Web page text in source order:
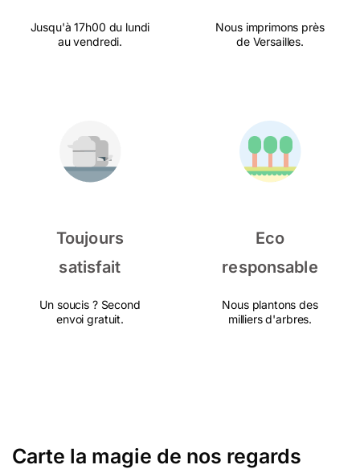
Jusqu'à 17h00 du lundi
au vendredi.
Nous imprimons près
de Versailles.
Toujours
satisfait
Un soucis ? Second
envoi gratuit.
Eco
responsable
Nous plantons des
milliers d'arbres.
Carte la magie de nos regards